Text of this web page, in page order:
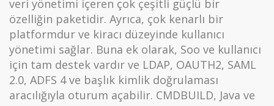
veri yönetimi içeren çok çeşitli güçlü bir
özelliğin paketidir. Ayrıca, çok kenarlı bir
platformdur ve kiracı düzeyinde kullanıcı
yönetimi sağlar. Buna ek olarak, Soo ve kullanıcı
için tam destek vardır ve LDAP, OAUTH2, SAML
2.0, ADFS 4 ve başlık kimlik doğrulaması
aracılığıyla oturum açabilir. CMDBUILD, Java ve